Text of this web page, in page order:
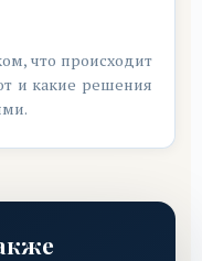
что происходит
и какие решения